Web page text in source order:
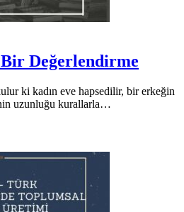
Değerlendirme
ki kadın eve hapsedilir, bir erkeğin
uzunluğu kurallarla…